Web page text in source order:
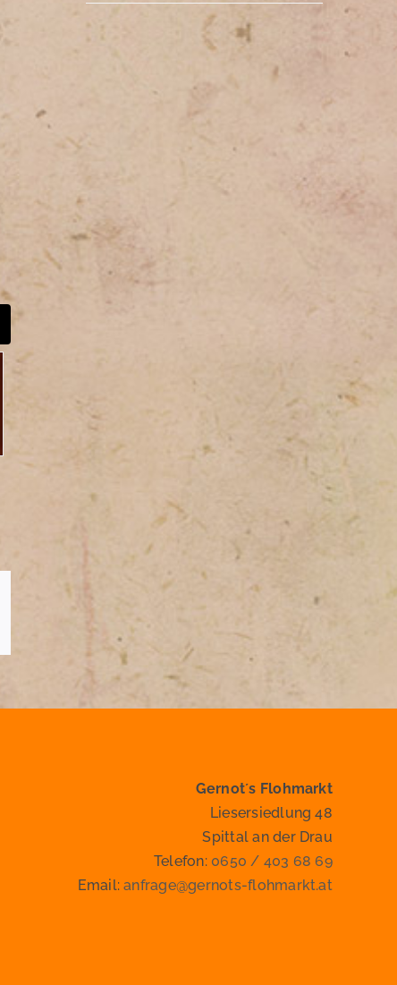
Gernot´s Flohmarkt
Liesersiedlung 48
Spittal an der Drau
Telefon: 0650 / 403 68 69
Email:anfrage@gernots-flohmarkt.at